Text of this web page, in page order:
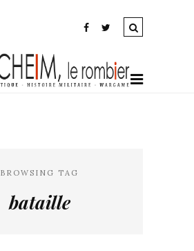
BROWSING TAG
bataille